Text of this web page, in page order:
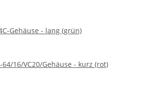
Gehäuse - lang (grün)